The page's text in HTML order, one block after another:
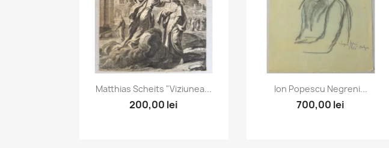
Vizualizare rapida
Matthias Scheits "Viziunea...
200,00 lei
Vizualizare rapida
Ion Popescu Negreni...
700,00 lei